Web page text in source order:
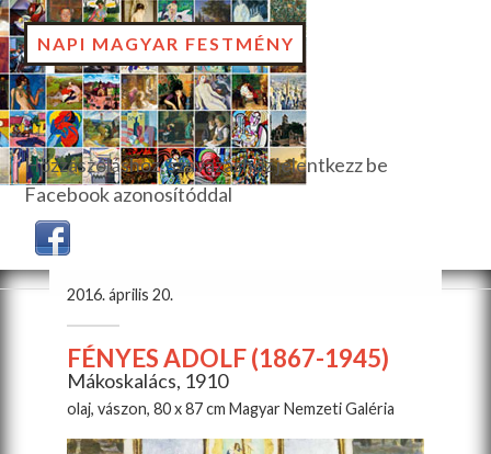
NAPI MAGYAR FESTMÉNY
Hozzászóláshoz, szavazáshoz jelentkezz be
Facebook azonosítóddal
2016. április 20.
FÉNYES ADOLF (1867-1945)
Mákoskalács, 1910
olaj, vászon, 80 x 87 cm Magyar Nemzeti Galéria